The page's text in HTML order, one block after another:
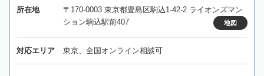
所在地
〒170-0003 東京都豊島区駒込1-42-2 ライオンズマン
ション駒込駅前407
地図
対応エリア 東京、全国オンライン相談可